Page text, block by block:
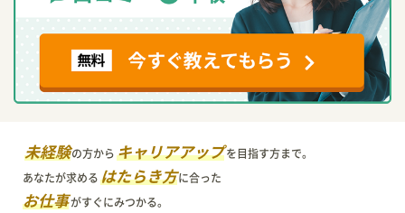
未経験の方からキャリアアップを目指す方まで。
あなたが求めるはたらき方に合った
お仕事がすぐにみつかる。